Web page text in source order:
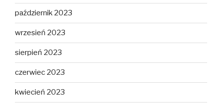
październik 2023
wrzesień 2023
sierpień 2023
czerwiec 2023
kwiecień 2023